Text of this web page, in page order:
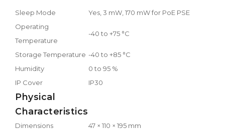
Sleep Mode
Yes, 3 mW, 170 mW for PoE PSE
Operating
Temperature
-40 to +75 °C
Storage Temperature -40 to +85 °C
Humidity
0 to 95 %
IP Cover
IP30
Physical
Characteristics
Dimensions
47 × 110 × 195 mm